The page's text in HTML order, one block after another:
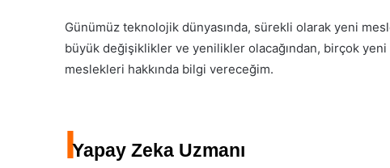
Günümüz teknolojik dünyasında, sürekli olarak yeni
büyük değişiklikler ve yenilikler olacağından, birçok
meslekleri hakkında bilgi vereceğim.
IYapay Zeka Uzmanı